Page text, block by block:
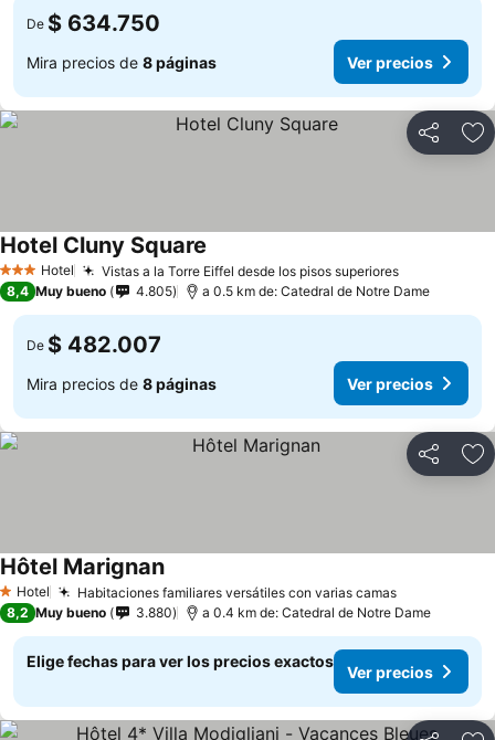
De $ 634.750
Mira precios de 8 páginas Ver precios
Compartir
3 Estrellas
Hotel Vistas a la Torre Eiffel desde los pisos superioresVer precios
Hotel Cluny Square
8,4 Muy bueno 4.805 a 0.5 km de: Catedral de Notre Dame
De $ 482.007
Mira precios de 8 páginas Ver precios
Compartir
1 Estrellas
Hotel Habitaciones familiares versátiles con varias camasVer precios
Hôtel MarignanVer precios
8,2 Muy bueno 3.880 a 0.4 km de: Catedral de Notre Dame
Elige fechas para ver los precios exactos
Ver precios